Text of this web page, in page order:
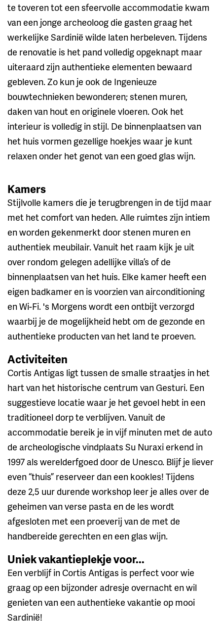
te toveren tot een sfeervolle accommodatie kwam
van een jonge archeoloog die gasten graag het
werkelijke Sardinië wilde laten herbeleven. Tijdens
de renovatie is het pand volledig opgeknapt maar
uiteraard zijn authentieke elementen bewaard
gebleven. Zo kun je ook de Ingenieuze
bouwtechnieken bewonderen; stenen muren,
daken van hout en originele vloeren. Ook het
interieur is volledig in stijl. De binnenplaatsen van
het huis vormen gezellige hoekjes waar je kunt
relaxen onder het genot van een goed glas wijn.
Kamers
Stijlvolle kamers die je terugbrengen in de tijd maar
met het comfort van heden. Alle ruimtes zijn intiem
en worden gekenmerkt door stenen muren en
authentiek meubilair. Vanuit het raam kijk je uit
over rondom gelegen adellijke villa’s of de
binnenplaatsen van het huis. Elke kamer heeft een
eigen badkamer en is voorzien van airconditioning
en Wi-Fi. 's Morgens wordt een ontbijt verzorgd
waarbij je de mogelijkheid hebt om de gezonde en
authentieke producten van het land te proeven.
Activiteiten
Cortis Antigas ligt tussen de smalle straatjes in het
hart van het historische centrum van Gesturi. Een
suggestieve locatie waar je het gevoel hebt in een
traditioneel dorp te verblijven. Vanuit de
accommodatie bereik je in vijf minuten met de auto
de archeologische vindplaats Su Nuraxi erkend in
1997 als werelderfgoed door de Unesco. Blijf je liever
even “thuis” reserveer dan een kookles! Tijdens
deze 2,5 uur durende workshop leer je alles over de
geheimen van verse pasta en de les wordt
afgesloten met een proeverij van de met de
handbereide gerechten en een glas wijn.
Uniek vakantieplekje voor...
Een verblijf in Cortis Antigas is perfect voor wie
graag op een bijzonder adresje overnacht en wil
genieten van een authentieke vakantie op mooi
Sardinië!